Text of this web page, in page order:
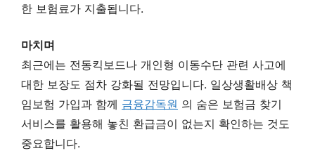
한 보험료가 지출됩니다.
마치며
최근에는 전동킥보드나 개인형 이동수단 관련 사고에
대한 보장도 점차 강화될 전망입니다. 일상생활배상 책
임보험 가입과 함께 금융감독원 의 숨은 보험금 찾기
서비스를 활용해 놓친 환급금이 없는지 확인하는 것도
중요합니다.